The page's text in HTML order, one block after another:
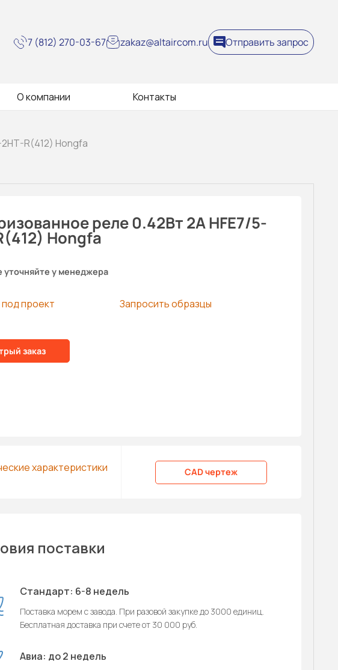
7 (812) 270-03-67 zakaz@altaircom.ru Отправить запрос
О компании Контакты
R(412) Hongfa
реле 0.42Вт 2A HFE7/5-
Hongfa
уточняйте у менеджера
под проект Запросить образцы
заказ
характеристики CAD чертеж
поставки
Стандарт: 6-8 недель
Поставка морем с завода. При разовой закупке до 3000 единиц.
Бесплатная доставка при счете от 30 000 руб.
Авиа: до 2 недель